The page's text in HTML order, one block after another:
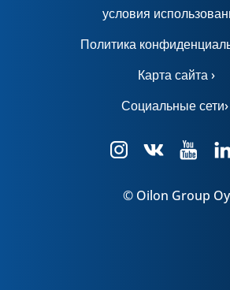
условия
Политика
Карта сайта ›
Социальные сети›
© Oilon Group Oy